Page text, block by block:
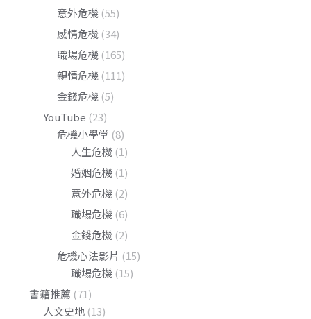
意外危機 (55)
感情危機 (34)
職場危機 (165)
親情危機 (111)
金錢危機 (5)
YouTube (23)
危機小學堂 (8)
人生危機 (1)
婚姻危機 (1)
意外危機 (2)
職場危機 (6)
金錢危機 (2)
危機心法影片 (15)
職場危機 (15)
書籍推薦 (71)
人文史地 (13)